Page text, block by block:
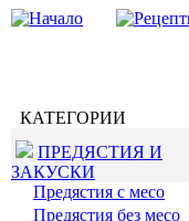
КАТЕГОРИИ
ПРЕДЯСТИЯ И
ЗАКУСКИ
Предястия с месо
Предястия без месо